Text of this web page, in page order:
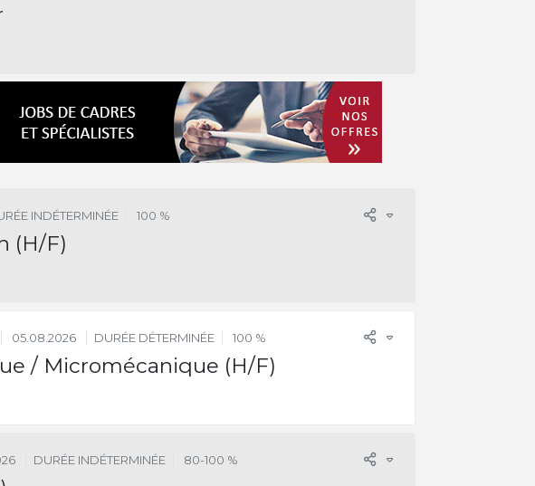
INDÉTERMINÉE 100 %
(H/F)
05.08.2026 DURÉE DÉTERMINÉE 100 %
/ Micromécanique (H/F)
DURÉE INDÉTERMINÉE 80-100 %